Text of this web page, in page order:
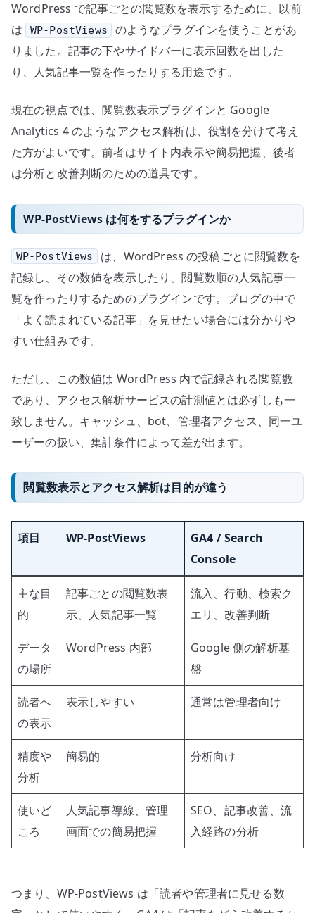
セ
ス
解
析
役
を
分
け
へ
の
WordPress で記事ごとの閲覧数を表示するために、以前
は
WP-PostViews
のようなプラグインを使うことがあ
りました。記事の下やサイドバーに表示回数を出した
り、人気記事一覧を作ったりする用途です。
現在の視点では、閲覧数表示プラグインと Google
Analytics 4 のようなアクセス解析は、役割を分けて考え
た方がよいです。前者はサイト内表示や簡易把握、後者
は分析と改善判断のための道具です。
WP-PostViews は何をするプラグインか
WP-PostViews
は、WordPress の投稿ごとに閲覧数を
記録し、その数値を表示したり、閲覧数順の人気記事一
覧を作ったりするためのプラグインです。ブログの中で
「よく読まれている記事」を見せたい場合には分かりや
すい仕組みです。
ただし、この数値は WordPress 内で記録される閲覧数
であり、アクセス解析サービスの計測値とは必ずしも一
致しません。キャッシュ、bot、管理者アクセス、同一ユ
ーザーの扱い、集計条件によって差が出ます。
閲覧数表示とアクセス解析は目的が違う
項目 WP-PostViews
GA4 / Search
Console
主な目
的
記事ごとの閲覧数表
示、人気記事一覧
流入、行動、検索ク
エリ、改善判断
データ
の場所
WordPress 内部
Google 側の解析基
盤
読者へ
の表示
表示しやすい 通常は管理者向け
精度や
分析
簡易的 分析向け
使いど
ころ
人気記事導線、管理
画面での簡易把握
SEO、記事改善、流
入経路の分析
つまり、WP-PostViews は「読者や管理者に見せる数